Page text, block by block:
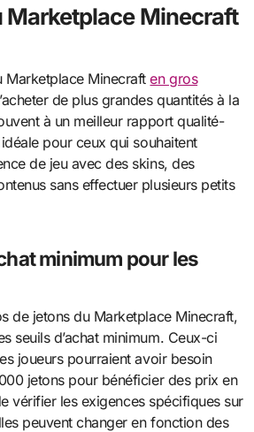
Marketplace Minecraft
Marketplace Minecraften gros
de plus grandes quantités à la
à un meilleur rapport qualité-
pour ceux qui souhaitent
de jeu avec des skins, des
sans effectuer plusieurs petits
minimum pour les
de jetons du Marketplace Minecraft,
seuils d’achat minimum. Ceux-ci
joueurs pourraient avoir besoin
jetons pour bénéficier des prix en
vérifier les exigences spécifiques sur
peuvent changer en fonction des